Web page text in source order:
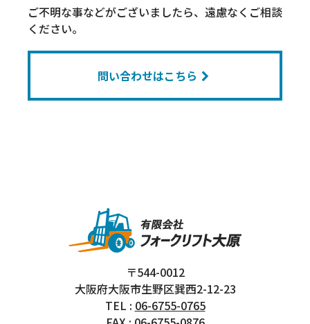
ご不明な事などがございましたら、遠慮なくご相談
ください。
問い合わせはこちら
〒544-0012
大阪府大阪市生野区巽西2-12-23
TEL : 06-6755-0765